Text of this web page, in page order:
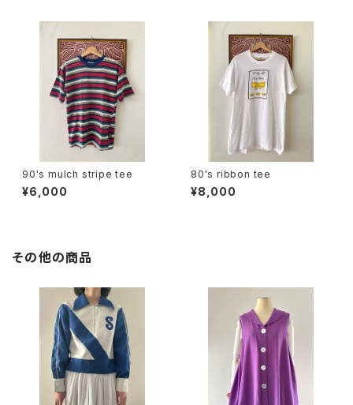
90's mulch stripe tee
¥6,000
80's ribbon tee
¥8,000
その他の商品